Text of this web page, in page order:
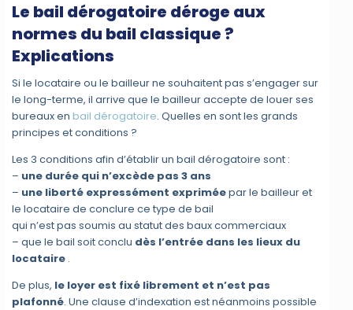
Le bail dérogatoire déroge aux
normes du bail classique ?
Explications
Si le locataire ou le bailleur ne souhaitent pas s’engager sur
le long-terme, il arrive que le bailleur accepte de louer ses
bureaux en bail dérogatoire. Quelles en sont les grands
principes et conditions ?
Les 3 conditions afin d’établir un bail dérogatoire sont :
– une durée qui n’excède pas 3 ans
– une liberté expressément expriméepar le bailleur et
le locataire de conclure ce type de bail
qui n’est pas soumis au statut des baux commerciaux
– que le bail soit conclu dès l’entrée dans les lieux du
locataire .
De plus, le loyer est fixé librement et n’est pas
plafonné. Une clause d’indexation est néanmoins possible